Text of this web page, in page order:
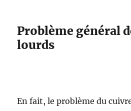
Problème général
lourds
En fait, le problème du